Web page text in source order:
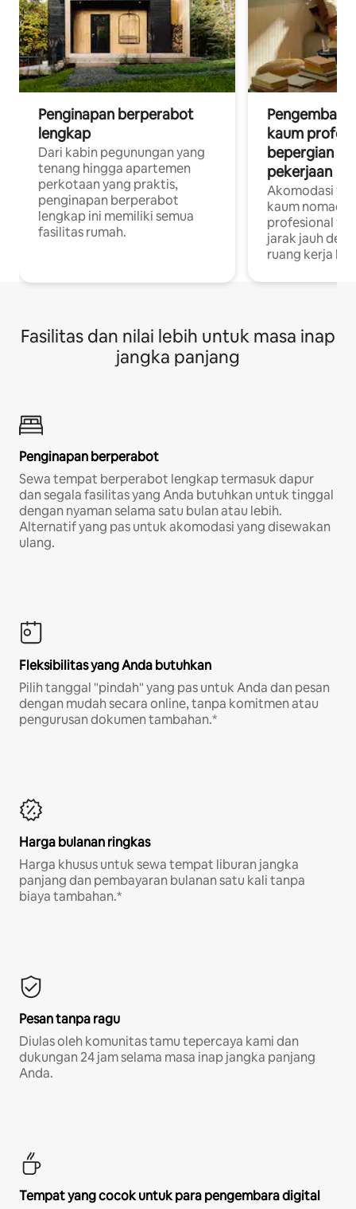
Penginapan berperabot
lengkap
Dari kabin pegunungan yang
tenang hingga apartemen
perkotaan yang praktis,
penginapan berperabot
lengkap ini memiliki semua
fasilitas rumah.
Pengembara
kaum
bepergian
pekerjaan
Akomodasi
kaum
profesional
jarak jauh
ruang kerja
Fasilitas dan nilai lebih untuk masa inap
jangka panjang
Penginapan berperabot
Sewa tempat berperabot lengkap termasuk dapur
dan segala fasilitas yang Anda butuhkan untuk tinggal
dengan nyaman selama satu bulan atau lebih.
Alternatif yang pas untuk akomodasi yang disewakan
ulang.
Fleksibilitas yang Anda butuhkan
Pilih tanggal "pindah" yang pas untuk Anda dan pesan
dengan mudah secara online, tanpa komitmen atau
pengurusan dokumen tambahan.*
Harga bulanan ringkas
Harga khusus untuk sewa tempat liburan jangka
panjang dan pembayaran bulanan satu kali tanpa
biaya tambahan.*
Pesan tanpa ragu
Diulas oleh komunitas tamu tepercaya kami dan
dukungan 24 jam selama masa inap jangka panjang
Anda.
Tempat yang cocok untuk para pengembara digital